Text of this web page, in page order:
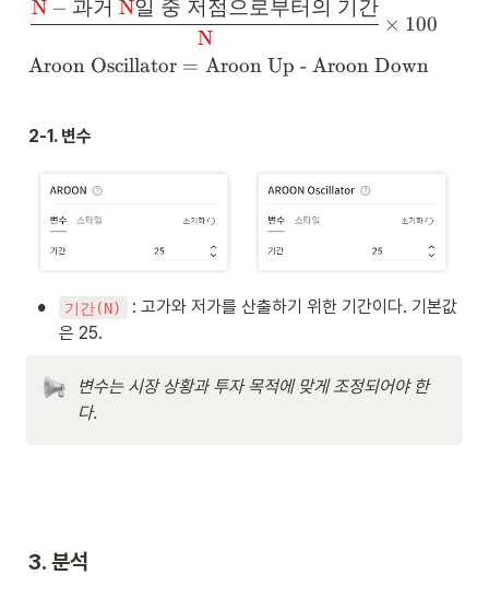
n
p
\c
fr
{r
\t
ex
t{
ro
D
o
{
tc
ol
t{
N
N − 과거 N일 중 저점으로부터의 기간
× 100
\
t
{
ill
A
Aroon Oscillator = Aroon Up - Aroon Down
2-1. 변수
• 기간(N)
: 고가와 저가를 산출하기 위한 기간이다. 기본값
은 25.
변수는 시장 상황과 투자 목적에 맞게 조정되어야 한
다.
3. 분석